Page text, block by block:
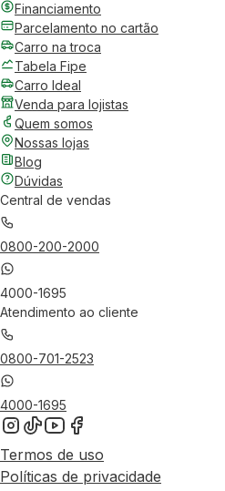
Financiamento
Parcelamento no cartão
Carro na troca
Tabela Fipe
Carro Ideal
Venda para lojistas
Quem somos
Nossas lojas
Blog
Dúvidas
Central de vendas
0800-200-2000
4000-1695
Atendimento ao cliente
0800-701-2523
4000-1695
Termos de uso
Políticas de privacidade